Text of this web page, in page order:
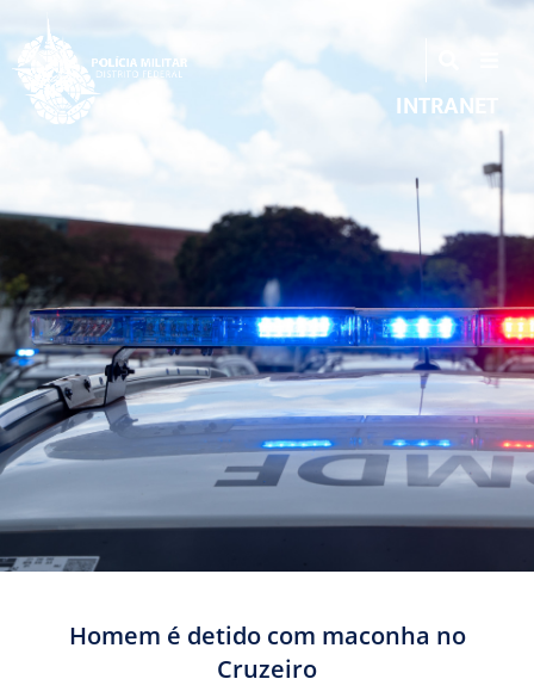
INTRANET
Homem é detido com maconha no
Cruzeiro